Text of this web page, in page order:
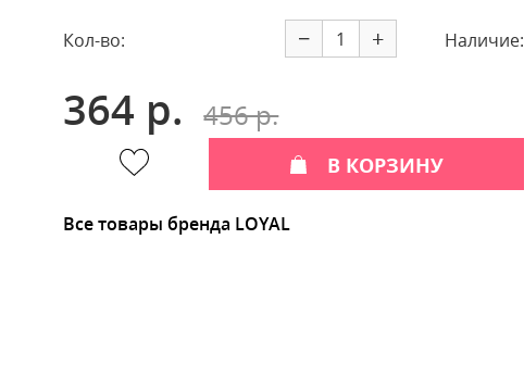
Кол-во: − + Наличие:
364 р. 456 р.
В КОРЗИНУ
Все товары бренда LOYAL